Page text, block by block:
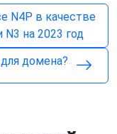
N4P в качестве
на 2023 год
домена?